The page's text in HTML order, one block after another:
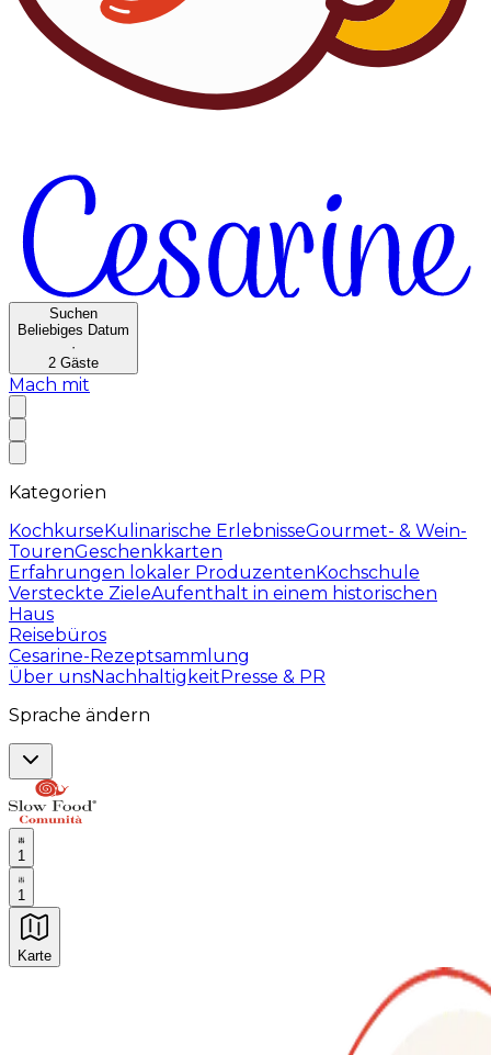
Suchen
Beliebiges Datum
·
2 Gäste
Mach mit
Kategorien
KochkurseKulinarische ErlebnisseGourmet- & Wein-
TourenGeschenkkarten
Erfahrungen lokaler ProduzentenKochschule
Versteckte ZieleAufenthalt in einem historischen
Haus
Reisebüros
Cesarine-Rezeptsammlung
Über unsNachhaltigkeitPresse & PR
Sprache ändern
1
1
Karte
Unvergessliche kulinarische Erlebnisse: